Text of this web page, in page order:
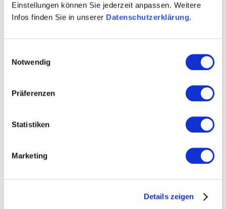
Einstellungen können Sie jederzeit anpassen. Weitere
Infos finden Sie in unserer Datenschutzerklärung.
Notwendig
Präferenzen
Statistiken
Marketing
Details zeigen